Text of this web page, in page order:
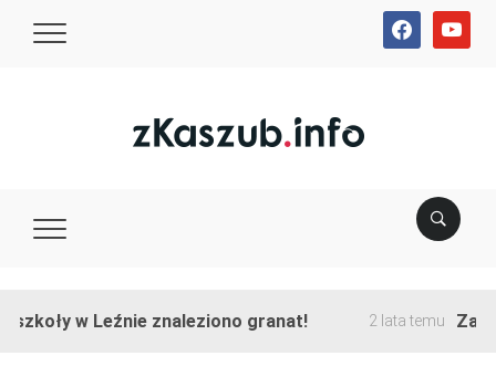
facebookyoutube
w Leźnie znaleziono granat! 2 lata temu